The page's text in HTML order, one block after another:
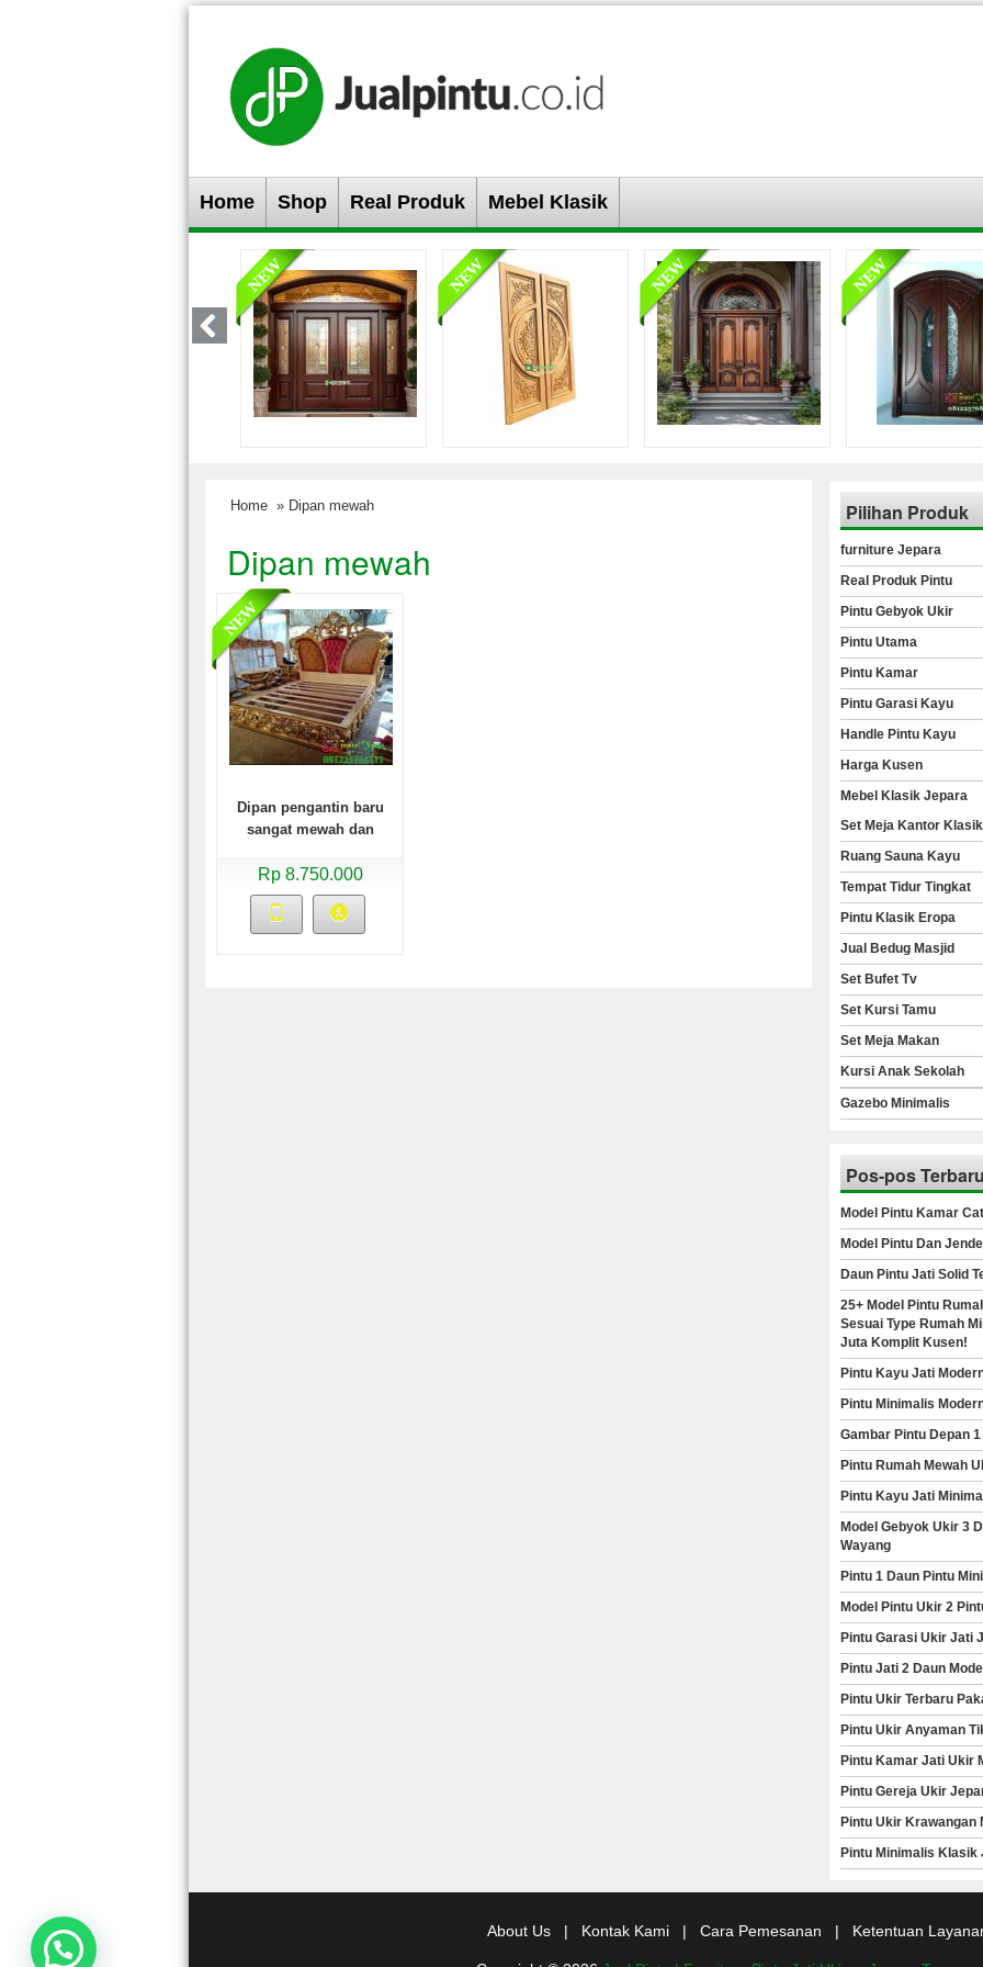
Home Shop Real Produk Mebel Klasik
Home » Dipan mewah
Dipan mewah
Dipan pengantin baru
sangat mewah dan
Rp 8.750.000
Pilihan Produk
furniture Jepara
Real Produk Pintu
Pintu Gebyok Ukir
Pintu Utama
Pintu Kamar
Pintu Garasi Kayu
Handle Pintu Kayu
Harga Kusen
Mebel Klasik Jepara
Set Meja Kantor Klasik
Ruang Sauna Kayu
Tempat Tidur Tingkat
Pintu Klasik Eropa
Jual Bedug Masjid
Set Bufet Tv
Set Kursi Tamu
Set Meja Makan
Kursi Anak Sekolah
Gazebo Minimalis
Pos-pos
Model Pintu Kamar
Model Pintu Dan
Daun Pintu Jati Solid
25+ Model Pintu
Sesuai Type Rumah
Juta Komplit Kusen!
Pintu Kayu Jati
Pintu Minimalis
Gambar Pintu Depan
Pintu Rumah Mewah
Pintu Kayu Jati
Model Gebyok Ukir 3
Wayang
Pintu 1 Daun Pintu
Model Pintu Ukir 2
Pintu Garasi Ukir Jati
Pintu Jati 2 Daun
Pintu Ukir Terbaru
Pintu Ukir Anyaman
Pintu Kamar Jati Ukir
Pintu Gereja Ukir
Pintu Ukir Krawangan
Pintu Minimalis Klasik
About Us | Kontak Kami | Cara Pemesanan | Ketentuan